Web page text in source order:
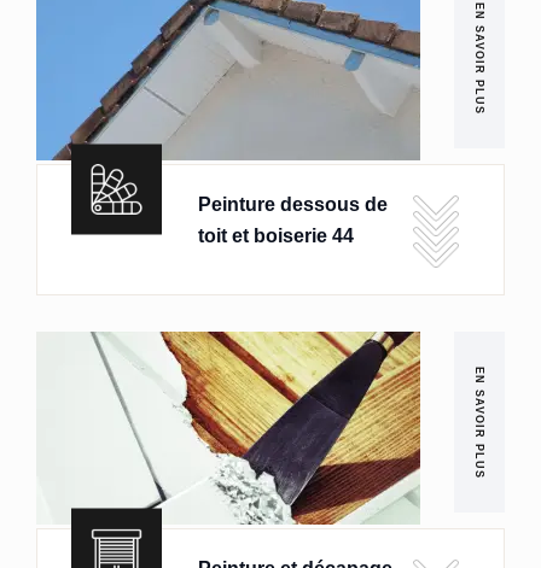
EN SAVOIR PLUS
Peinture dessous de
toit et boiserie 44
EN SAVOIR PLUS